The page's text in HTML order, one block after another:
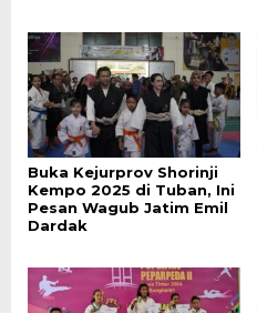
Buka Kejurprov Shorinji
Kempo 2025 di Tuban, Ini
Pesan Wagub Jatim Emil
Dardak